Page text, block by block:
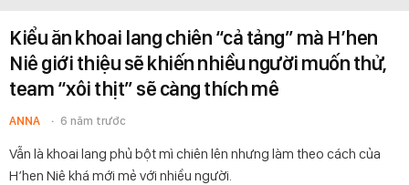
Kiểu ăn khoai lang chiên “cả tảng” mà H’hen
Niê giới thiệu sẽ khiến nhiều người muốn thử,
team “xôi thịt” sẽ càng thích mê
ANNA 6 năm trước
Vẫn là khoai lang phủ bột mì chiên lên nhưng làm theo cách của
H’hen Niê khá mới mẻ với nhiều người.